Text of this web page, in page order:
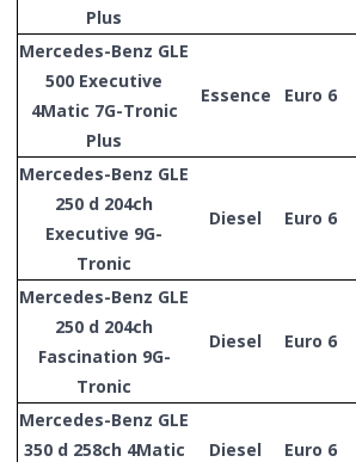
Plus
Mercedes-Benz GLE
500 Executive
4Matic 7G-Tronic
Plus
Essence Euro 6
Mercedes-Benz GLE
250 d 204ch
Executive 9G-
Tronic
Diesel Euro 6
Mercedes-Benz GLE
250 d 204ch
Fascination 9G-
Tronic
Diesel Euro 6
Mercedes-Benz GLE
350 d 258ch 4Matic
Diesel Euro 6